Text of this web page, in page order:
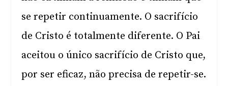
se repetir continuamente. O sacrifício
de Cristo é totalmente diferente. O Pai
aceitou o único sacrifício de Cristo que,
por ser eficaz, não precisa de repetir-se.